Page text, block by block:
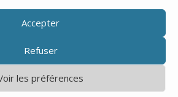
Accepter
Refuser
les préférences